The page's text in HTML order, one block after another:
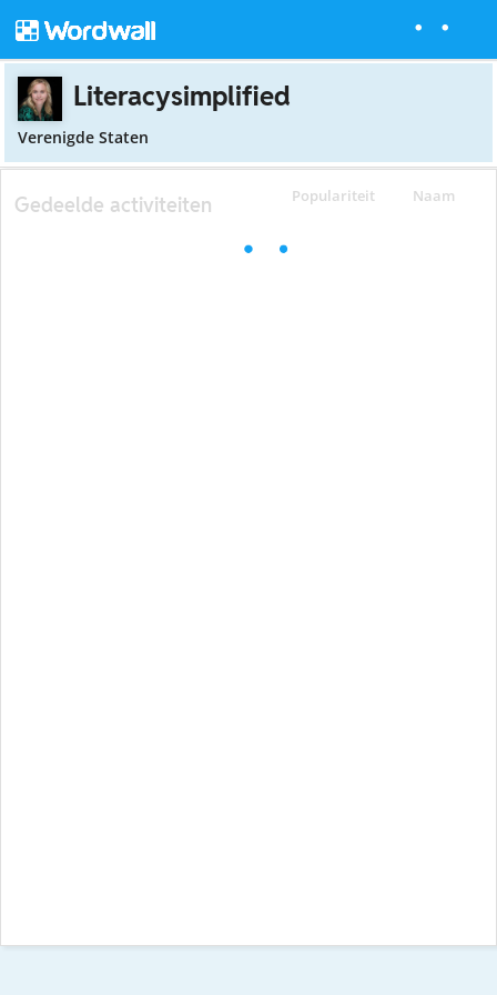
Literacysimplified
Verenigde Staten
Populariteit Naam
Gedeelde activiteiten